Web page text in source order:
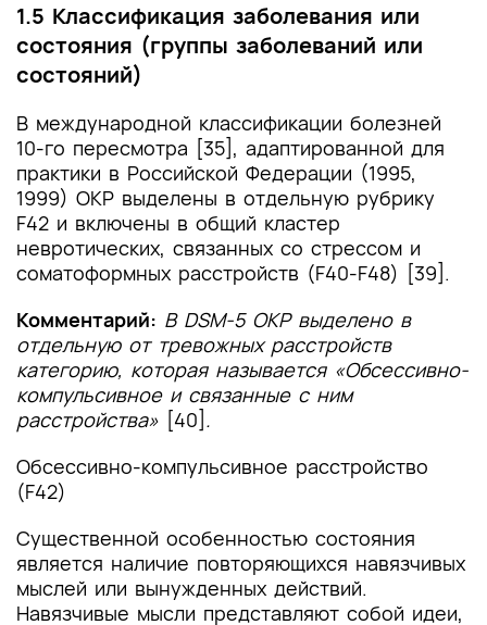
1.5 Классификация заболевания или
состояния (группы заболеваний или
состояний)
В международной классификации болезней
10-го пересмотра [35], адаптированной для
практики в Российской Федерации (1995,
1999) ОКР выделены в отдельную рубрику
F42 и включены в общий кластер
невротических, связанных со стрессом и
соматоформных расстройств (F40-F48) [39].
Комментарий: В DSM-5 ОКР выделено в
отдельную от тревожных расстройств
категорию, которая называется «Обсессивно-
компульсивное и связанные с ним
расстройства» [40].
Обсессивно-компульсивное расстройство
(F42)
Существенной особенностью состояния
является наличие повторяющихся навязчивых
мыслей или вынужденных действий.
Навязчивые мысли представляют собой идеи,